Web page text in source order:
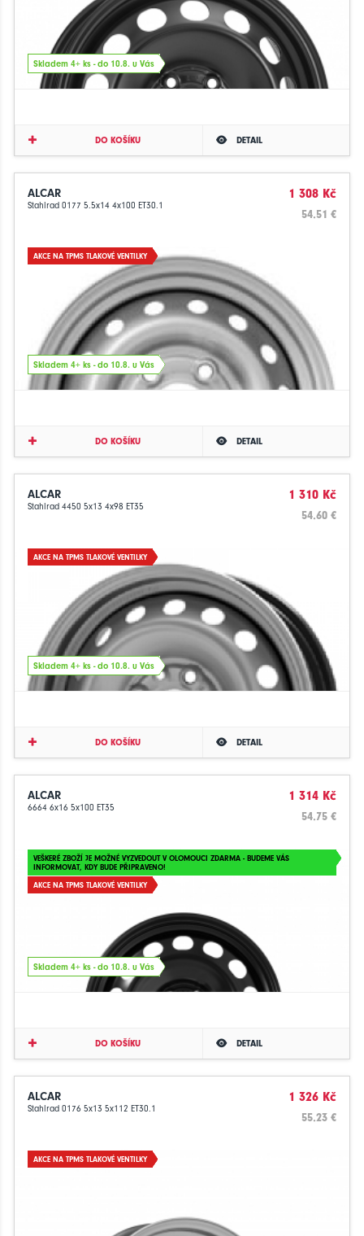
Skladem 4+ ks - do 10.8. u Vás
DO KOŠÍKU DETAIL
ALCAR
Stahlrad 0177 5.5x14 4x100 ET30.1
1 308 Kč
54.51 €
AKCE NA TPMS TLAKOVÉ VENTILKY
Skladem 4+ ks - do 10.8. u Vás
DO KOŠÍKU DETAIL
ALCAR
Stahlrad 4450 5x13 4x98 ET35
1 310 Kč
54.60 €
AKCE NA TPMS TLAKOVÉ VENTILKY
Skladem 4+ ks - do 10.8. u Vás
DO KOŠÍKU DETAIL
ALCAR
6664 6x16 5x100 ET35
1 314 Kč
54.75 €
VEŠKERÉ ZBOŽÍ JE MOŽNÉ VYZVEDOUT V OLOMOUCI ZDARMA - BUDEME VÁS
INFORMOVAT, KDY BUDE PŘIPRAVENO!
AKCE NA TPMS TLAKOVÉ VENTILKY
Skladem 4+ ks - do 10.8. u Vás
DO KOŠÍKU DETAIL
ALCAR
Stahlrad 0176 5x13 5x112 ET30.1
1 326 Kč
55.23 €
AKCE NA TPMS TLAKOVÉ VENTILKY